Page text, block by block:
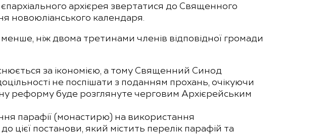
архієрея звертатися до Священного
новоюліанського календаря.
ніж двома третинами членів відповідної громади
за ікономією, а тому Священний Синод
не поспішати з поданням прохань, очікуючи
реформу буде розглянуте черговим Архієрейським
парафії (монастирю) на використання
цієї постанови, який містить перелік парафій та